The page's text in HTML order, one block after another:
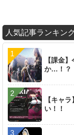
人気記事ランキン
【課金
か…！？
【キャ
い！！